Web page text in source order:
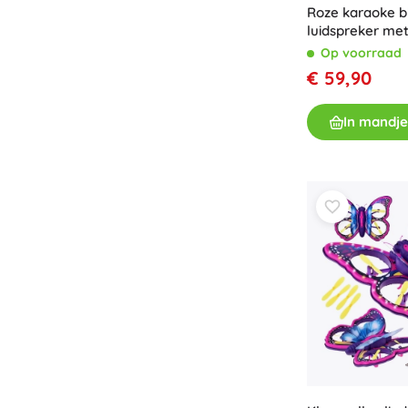
Roze karaoke
luidspreker
LEXIBOOK
lichteffecten
Op voorraad
€ 59,90
In mandje